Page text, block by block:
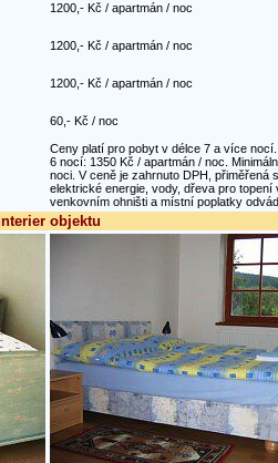
1200,- Kč / apartmán / noc
1200,- Kč / apartmán / noc
1200,- Kč / apartmán / noc
60,- Kč / noc
Ceny platí pro pobyt v délce 7 a více
6 nocí: 1350 Kč / apartmán / noc.
noci. V ceně je zahrnuto DPH, přiměřená
elektrické energie, vody, dřeva pro topení
venkovním ohništi a místní poplatky
Interier objektu